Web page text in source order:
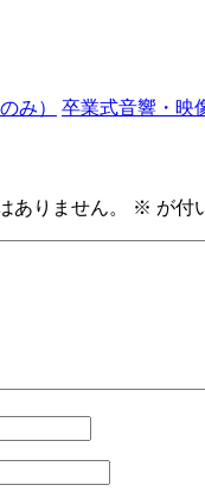
み） 卒業式音響・映
ありません。 ※ が付